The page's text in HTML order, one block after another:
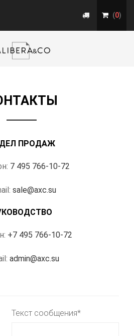
(0)
ПРОДАЖ
7 495 766-10-72
sale@axc.su
+7 495 766-10-72
admin@axc.su
Текст сообщения*